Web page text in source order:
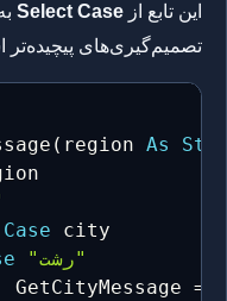
این تابع از Select Case
تصمیم‌گیری‌های پیچیده‌تر
( region As
Case city
"رشت"
GetCityMessage
=